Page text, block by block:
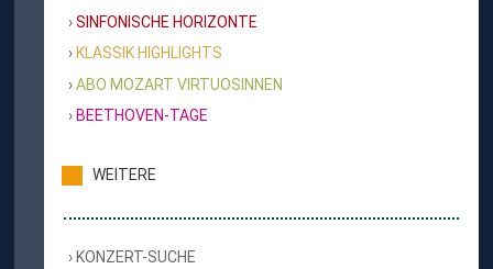
SINFONISCHE HORIZONTE
KLASSIK HIGHLIGHTS
ABO MOZART VIRTUOSINNEN
BEETHOVEN-TAGE
WEITERE
KONZERT-SUCHE